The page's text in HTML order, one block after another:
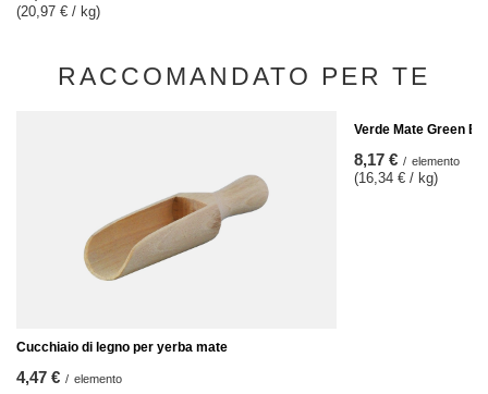
(20,97 € / kg)
RACCOMANDATO PER TE
Cucchiaio di legno per yerba mate
4,47 € / elemento
Verde Mate Green
8,17 € / elemento
(16,34 € / kg)